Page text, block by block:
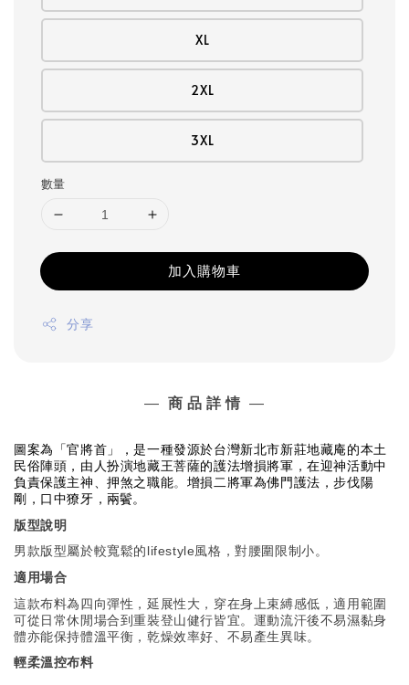
XL
2XL
3XL
數量
加入購物車
分享
— 商 品 詳 情 —
圖案為「官將首」，是一種發源於台灣新北市新莊地藏庵的本土
民俗陣頭，由人扮演地藏王菩薩的護法增損將軍，在迎神活動中
負責保護主神
、押煞之職能。 增損二將軍為佛門護法 ，步伐陽
剛
，口中獠牙 ，兩鬢。
版型說明
男款版型屬於較寬鬆的lifestyle風格，對腰圍限制小。
適用場合
這款布料為四向彈性，延展性大，穿在身上束縛感低，適用範圍
可從日常休閒場合到重裝登山健行皆宜。運動流汗後不易濕黏身
體亦能保持體溫平衡，乾燥效率好、不易產生異味。
輕柔溫控布料